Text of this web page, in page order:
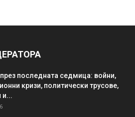
последната седмица: войни,
кризи, политически трусове,
и...